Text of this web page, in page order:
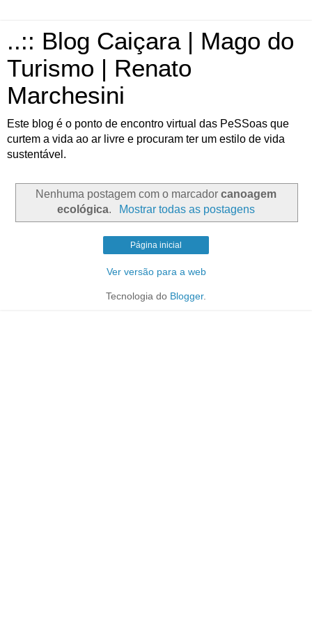
..:: Blog Caiçara | Mago do
Turismo | Renato
Marchesini
Este blog é o ponto de encontro virtual das PeSSoas que
curtem a vida ao ar livre e procuram ter um estilo de vida
sustentável.
Nenhuma postagem com o marcador canoagem
ecológica. Mostrar todas as postagens
Página inicial
Ver versão para a web
Tecnologia do Blogger.